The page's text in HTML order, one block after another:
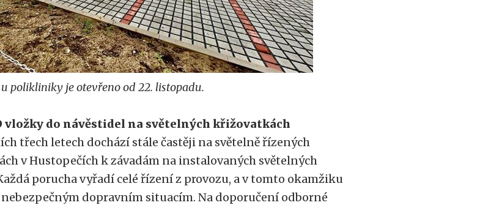
polikliniky je otevřeno od 22. listopadu.
vložky do návěstidel na světelných křižovatkách
třech letech dochází stále častěji na světelně řízených
v Hustopečích k závadám na instalovaných světelných
porucha vyřadí celé řízení z provozu, a v tomto okamžiku
dopravním situacím. Na doporučení odborné